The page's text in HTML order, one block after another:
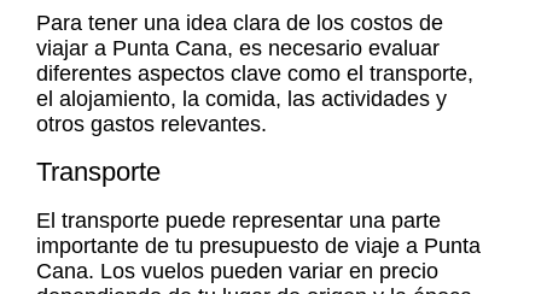
Para tener una idea clara de los costos de
viajar a Punta Cana, es necesario evaluar
diferentes aspectos clave como el transporte,
el alojamiento, la comida, las actividades y
otros gastos relevantes.
Transporte
El transporte puede representar una parte
importante de tu presupuesto de viaje a Punta
Cana. Los vuelos pueden variar en precio